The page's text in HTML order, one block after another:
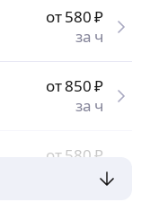
от 580₽
за ч
от 850₽
за ч
от 580₽
за ч